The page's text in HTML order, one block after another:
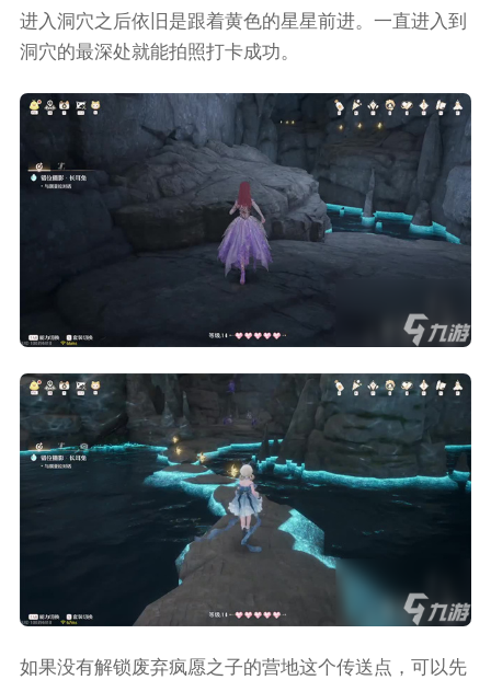
进入洞穴之后依旧是跟着黄色的星星前进。一直进入到
洞穴的最深处就能拍照打卡成功。
如果没有解锁废弃疯愿之子的营地这个传送点，可以先